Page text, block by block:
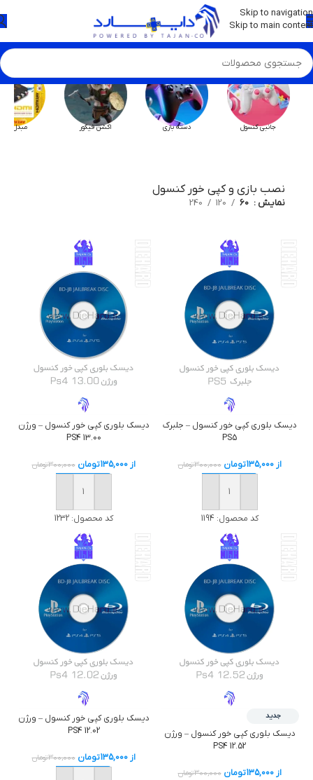
Skip to navigation
Skip to main content
💡برچسب و اسکین کنسول ها بروز شد . . . اینجا کیک کن !
جانبی کنسول دسته بازی اکشن فیگور مبدل HX
نصب بازی و کپی خور کنسول
نمایش 60
120
240
دیسک بلوری کپی خور کنسول – جلبرک
PS5
از135,000تومان 300,000تومان
خرید
کد محصول: 1194
دیسک بلوری کپی خور کنسول – ورژن
PS4 13.00
از135,000تومان 300,000تومان
خرید
کد محصول:1232
جدید
دیسک بلوری کپی خور کنسول – ورژن
PS4 12.52
از135,000تومان 300,000تومان
دیسک بلوری کپی خور کنسول – ورژن
PS4 12.02
از135,000تومان 300,000تومان